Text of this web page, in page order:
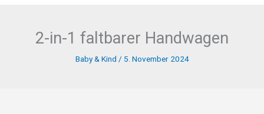
2-in-1 faltbarer Handwagen
Baby & Kind / 5. November 2024